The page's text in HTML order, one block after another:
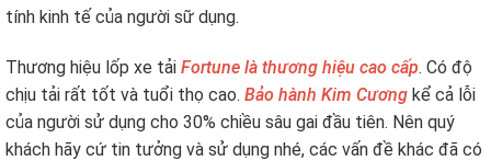
tính kinh tế của người sữ dụng.
Thương hiệu lốp xe tải Fortune là thương hiệu cao cấp. Có độ
chịu tải rất tốt và tuổi thọ cao. Bảo hành Kim Cương kể cả lỗi
của người sử dụng cho 30% chiều sâu gai đầu tiên. Nên quý
khách hãy cứ tin tưởng và sử dụng nhé, các vấn đề khác đã có